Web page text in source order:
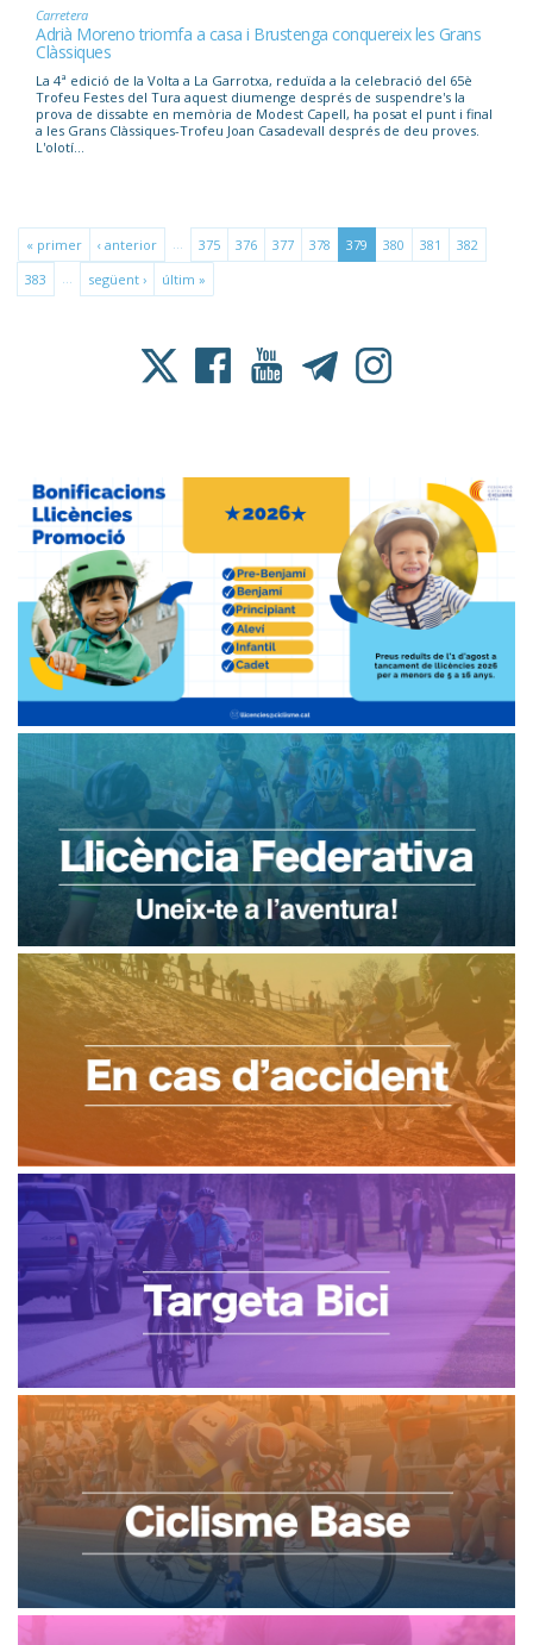
Carretera
Adrià Moreno triomfa a casa i Brustenga conquereix les Grans
Clàssiques
La 4ª edició de la Volta a La Garrotxa, reduïda a la celebració del 65è
Trofeu Festes del Tura aquest diumenge després de suspendre's la
prova de dissabte en memòria de Modest Capell, ha posat el punt i final
a les Grans Clàssiques-Trofeu Joan Casadevall després de deu proves.
L'olotí...
« primer ‹ anterior 375 376 377 378 379 380 381
382
383
següent › últim »